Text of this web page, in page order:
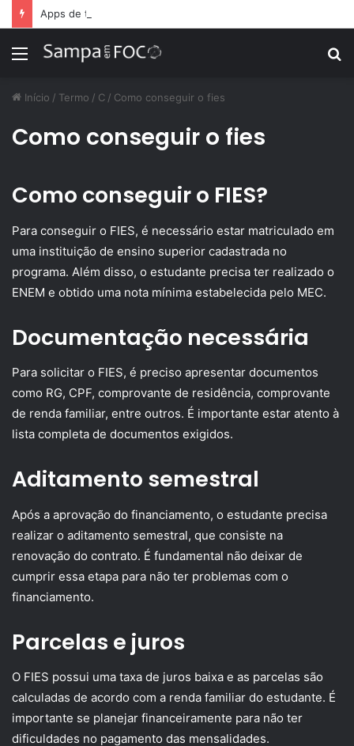
Menu
Início / Termo / C / Como conseguir o fies
Como conseguir o fies
Como conseguir o FIES?
Para conseguir o FIES, é necessário estar matriculado em
uma instituição de ensino superior cadastrada no
programa. Além disso, o estudante precisa ter realizado o
ENEM e obtido uma nota mínima estabelecida pelo MEC.
Documentação necessária
Para solicitar o FIES, é preciso apresentar documentos
como RG, CPF, comprovante de residência, comprovante
de renda familiar, entre outros. É importante estar atento à
lista completa de documentos exigidos.
Aditamento semestral
Após a aprovação do financiamento, o estudante precisa
realizar o aditamento semestral, que consiste na
renovação do contrato. É fundamental não deixar de
cumprir essa etapa para não ter problemas com o
financiamento.
Parcelas e juros
O FIES possui uma taxa de juros baixa e as parcelas são
calculadas de acordo com a renda familiar do estudante. É
importante se planejar financeiramente para não ter
dificuldades no pagamento das mensalidades.